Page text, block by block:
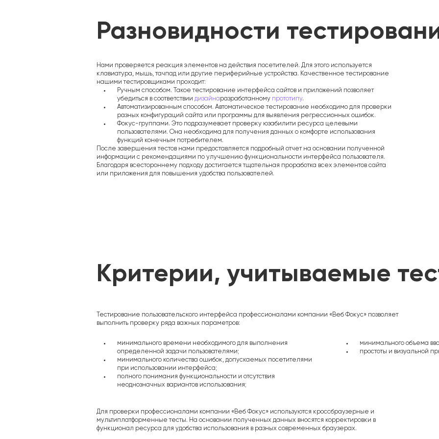
Разновидности
Нами проверяется реакция элементов на действия посетителей. Для этого используется
клавиатура, мышь, тачпад или другие периферийные устройства. Качественное тестирование
нашими тестировщиками проходит:
Ручным способом. Такое тестирование интерфейса сайтов и приложений позволяет
убедиться в соответствии дизайнаразработанному прототипу.
Автоматизированным способом. Автоматическое тестирование необходимо для проверки
разных конфигураций сайта или программы для выявления регрессионных ошибок.
Фокус-группами. Это подразумевает проверку юзабилити ресурса целевыми
пользователями. Она необходима для получения данных о комфорте использования
функций конечным потребителем.
После завершения тестов нами предоставляется подробный отчет на основании полученной
информации с рекомендациями по улучшению функциональности интерфейса пользователя.
Благодаря всестороннему подходу достигается тщательная проработка всех элементов сайта
или приложения для повышения удобства пользователей.
Критерии, учитываемые
Тестирование пользовательского интерфейса профессионалами компании «Веб Фокус» позволяет
выполнить проверку ряда важных параметров:
минимального времени необходимого для выполнения
определенной задачи пользователями;
минимального количества ошибок, допускаемых посетителями
при использовании интерфейса;
полного понимания функциональности и отсутствия
неоднозначных вариантов использования;
минимального объема
простоты и визуальной
Для проверки профессионалами компании «Веб Фокус» используются кроссбраузерные и
мультиплатформенные тесты. На основании полученных данных вносятся корректировки в
функционал ресурса для удобства использования в разных современных браузерах.